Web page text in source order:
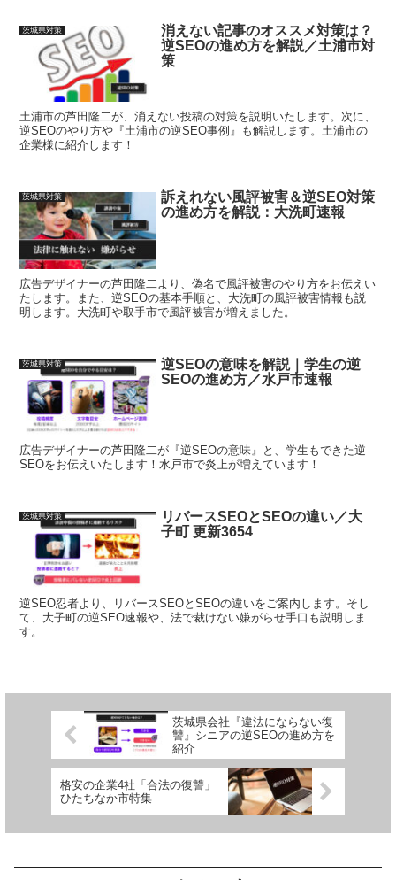
茨城県対策
消えない記事のオススメ対策は？
逆SEOの進め方を解説／土浦市対
策
土浦市の芦田隆二が、消えない投稿の対策を説明いたします。次に、
逆SEOのやり方や『土浦市の逆SEO事例』も解説します。土浦市の
企業様に紹介します！
茨城県対策
訴えれない風評被害＆逆SEO対策
の進め方を解説：大洗町速報
広告デザイナーの芦田隆二より、偽名で風評被害のやり方をお伝えい
たします。また、逆SEOの基本手順と、大洗町の風評被害情報も説
明します。大洗町や取手市で風評被害が増えました。
茨城県対策
逆SEOの意味を解説｜学生の逆
SEOの進め方／水戸市速報
広告デザイナーの芦田隆二が『逆SEOの意味』と、学生もできた逆
SEOをお伝えいたします！水戸市で炎上が増えています！
茨城県対策
リバースSEOとSEOの違い／大
子町 更新3654
逆SEO忍者より、リバースSEOとSEOの違いをご案内します。そし
て、大子町の逆SEO速報や、法で裁けない嫌がらせ手口も説明しま
す。
茨城県会社『違法にならない復
讐』シニアの逆SEOの進め方を
紹介
格安の企業4社「合法の復讐」
ひたちなか市特集